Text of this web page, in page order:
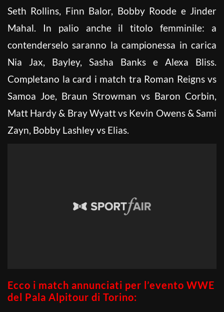
Seth Rollins, Finn Balor, Bobby Roode e Jinder
Mahal. In palio anche il titolo femminile: a
contenderselo saranno la campionessa in carica
Nia Jax, Bayley, Sasha Banks e Alexa Bliss.
Completano la card i match tra Roman Reigns vs
Samoa Joe, Braun Strowman vs Baron Corbin,
Matt Hardy & Bray Wyatt vs Kevin Owens & Sami
Zayn, Bobby Lashley vs Elias.
Ecco i match annunciati per l’evento WWE
del Pala Alpitour di Torino: